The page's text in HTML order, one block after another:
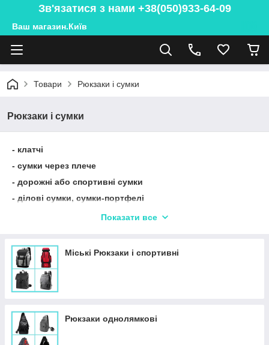
Зв'язатися з нами +38(050)933-64-09
Ваш магазин.Київ
Товари Рюкзаки і сумки
Рюкзаки і сумки
- клатчі
- сумки через плече
- дорожні або спортивні сумки
- ділові сумки, сумки-портфелі
Показати все
Міські Рюкзаки і спортивні
Рюкзаки однолямкові